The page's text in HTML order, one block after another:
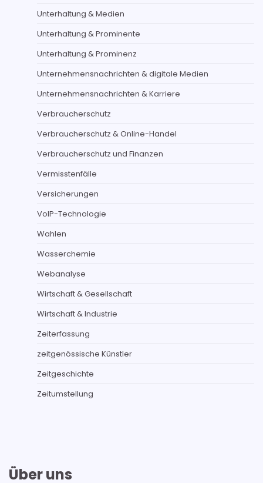
Unterhaltung & Medien
Unterhaltung & Prominente
Unterhaltung & Prominenz
Unternehmensnachrichten & digitale Medien
Unternehmensnachrichten & Karriere
Verbraucherschutz
Verbraucherschutz & Online-Handel
Verbraucherschutz und Finanzen
Vermisstenfälle
Versicherungen
VoIP-Technologie
Wahlen
Wasserchemie
Webanalyse
Wirtschaft & Gesellschaft
Wirtschaft & Industrie
Zeiterfassung
zeitgenössische Künstler
Zeitgeschichte
Zeitumstellung
Über uns